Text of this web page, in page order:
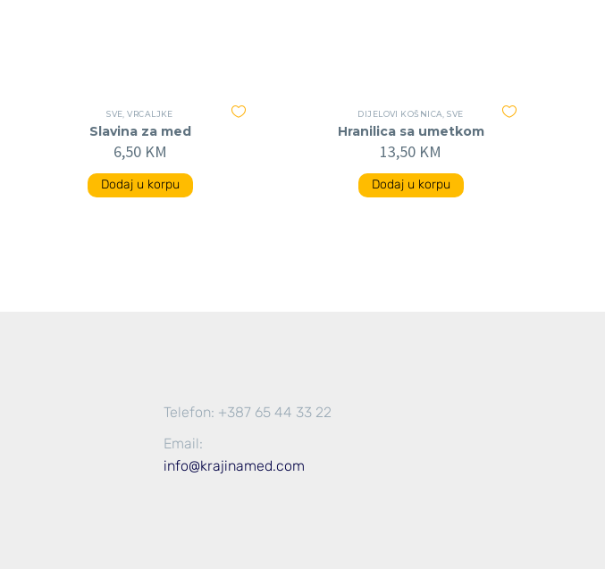
SVE ,VRCALJKE
Slavina za med
6,50 KM
Dodaj u korpu
DIJELOVI KOŠNICA ,SVE
Hranilica sa umetkom
13,50 KM
Dodaj u korpu
Telefon: +387 65 44 33 22
Email:
info@krajinamed.com